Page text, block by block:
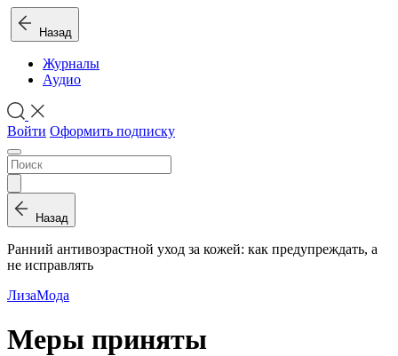
Назад
Журналы
Аудио
Войти Оформить подписку
Назад
Ранний антивозрастной уход за кожей: как предупреждать, а
не исправлять
ЛизаМода
Меры приняты